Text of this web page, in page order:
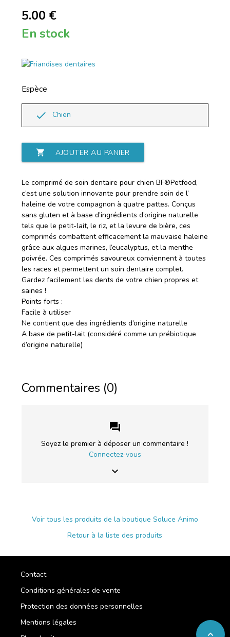
5.00 €
En stock
Espèce
done Chien
shopping_cart AJOUTER AU PANIER
Le comprimé de soin dentaire pour chien BF®Petfood,
c’est une solution innovante pour prendre soin de l’
haleine de votre compagnon à quatre pattes. Conçus
sans gluten et à base d’ingrédients d’origine naturelle
tels que le petit-lait, le riz, et la levure de bière, ces
comprimés combattent efficacement la mauvaise haleine
grâce aux algues marines, l’eucalyptus, et la menthe
poivrée. Ces comprimés savoureux conviennent à toutes
les races et permettent un soin dentaire complet.
Gardez facilement les dents de votre chien propres et
saines !
Points forts :
Facile à utiliser
Ne contient que des ingrédients d’origine naturelle
A base de petit-lait (considéré comme un prébiotique
d’origine naturelle)
Commentaires (0)
forum
Soyez le premier à déposer un commentaire !
Connectez-vous
keyboard_arrow_down
Voir tous les produits de la boutique Soluce Animo
Retour à la liste des produits
expand_less
Contact
Conditions générales de vente
Protection des données personnelles
Mentions légales